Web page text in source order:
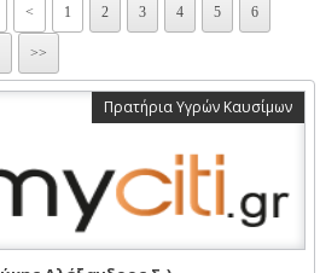
< 1 2 3 4 5 6
>>
Πρατήρια Υγρών Καυσίμων